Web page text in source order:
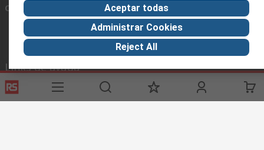
Conectar con nosotros
Links de ayuda
Servicios
Registrarse
Acerca de RS
Acerca de RS
Industria
Zona Industria
Aceptar todas
Administrar Cookies
Reject All